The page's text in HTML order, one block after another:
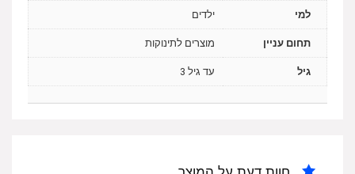
למי ילדים
תחום עניין מוצרים לתינוקות
גיל עד גיל 3